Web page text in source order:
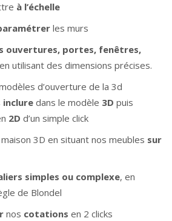
à l’échelle
les murs
ouvertures, portes, fenêtres,
utilisant des dimensions précises.
d’ouverture de la 3d
inclure dans le modèle 3D puis
2D d’un simple click
3D en situant nos meubles sur
simples ou complexe, en
de Blondel
nos cotations en 2 clicks